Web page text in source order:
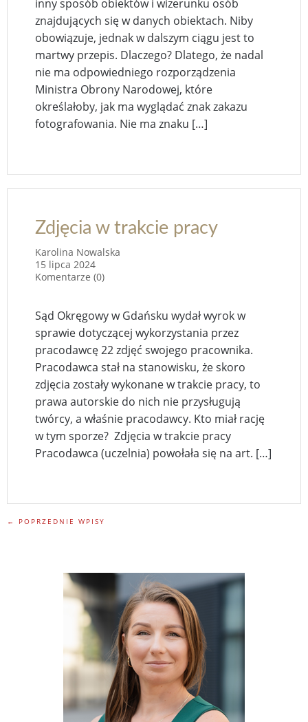
inny sposób obiektów i wizerunku osób
znajdujących się w danych obiektach. Niby
obowiązuje, jednak w dalszym ciągu jest to
martwy przepis. Dlaczego? Dlatego, że nadal
nie ma odpowiedniego rozporządzenia
Ministra Obrony Narodowej, które
określałoby, jak ma wyglądać znak zakazu
fotografowania. Nie ma znaku […]
Zdjęcia w trakcie pracy
Karolina Nowalska
15 lipca 2024
Komentarze (0)
Sąd Okręgowy w Gdańsku wydał wyrok w
sprawie dotyczącej wykorzystania przez
pracodawcę 22 zdjęć swojego pracownika.
Pracodawca stał na stanowisku, że skoro
zdjęcia zostały wykonane w trakcie pracy, to
prawa autorskie do nich nie przysługują
twórcy, a właśnie pracodawcy. Kto miał rację
w tym sporze? Zdjęcia w trakcie pracy
Pracodawca (uczelnia) powołała się na art. […]
← POPRZEDNIE WPISY